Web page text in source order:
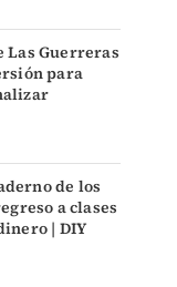
Las Guerreras
para
de los
a clases
| DIY